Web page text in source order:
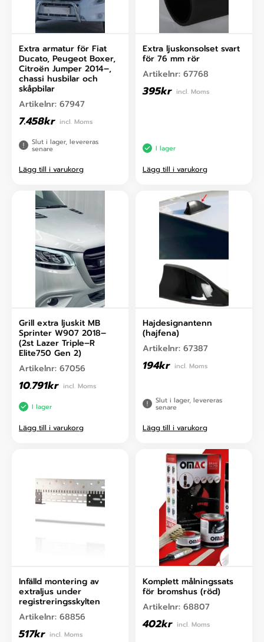
Extra armatur för Fiat
Ducato, Peugeot Boxer,
Citroën Jumper 2014–,
chassi husbilar och
skåpbilar
Artikelnr: 67947
7.458kr incl. Moms
Slut i lager, levereras
senare
Lägg till i varukorg
Extra ljuskonsolset svart
för 76 mm rör
Artikelnr: 67768
395kr incl. Moms
I lager
Lägg till i varukorg
Grill extra ljuskit MB
Sprinter W907 2018–
(2st Lazer Triple–R
Elite750 Gen 2)
Artikelnr: 67056
10.791kr incl. Moms
I lager
Lägg till i varukorg
Hajdesignantenn
(hajfena)
Artikelnr: 67387
194kr incl. Moms
Slut i lager, levereras
senare
Lägg till i varukorg
Infälld montering av
extraljus under
registreringsskylten
Artikelnr: 68856
517kr incl. Moms
Komplett målningssats
för bromshus (röd)
Artikelnr: 68807
402kr incl. Moms